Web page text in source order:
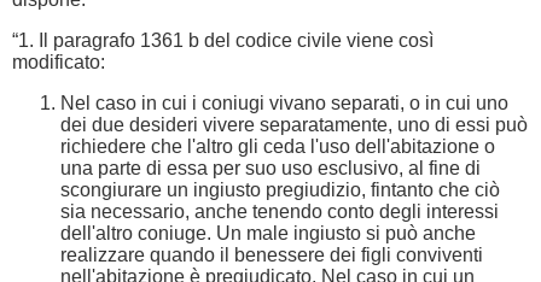
“1. Il paragrafo 1361 b del codice civile viene così
modificato:
Nel caso in cui i coniugi vivano separati, o in cui uno
dei due desideri vivere separatamente, uno di essi può
richiedere che l'altro gli ceda l'uso dell'abitazione o
una parte di essa per suo uso esclusivo, al fine di
scongiurare un ingiusto pregiudizio, fintanto che ciò
sia necessario, anche tenendo conto degli interessi
dell'altro coniuge. Un male ingiusto si può anche
realizzare quando il benessere dei figli conviventi
nell'abitazione è pregiudicato. Nel caso in cui un